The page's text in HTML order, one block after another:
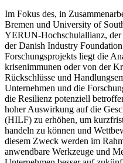
Im Fokus des, in
Bremen und University of
YERUN-Hochschulallianz, der
der Danish Industry
Forschungsprojekts liegt die
krisenimmunen oder von der
Rückschlüsse und
Unternehmen und die
die Resilienz potenziell
hoher Auswirkung auf die
(HILF) zu erhöhen, um
handeln zu können und
diesem Zweck werden im
anwendbare Werkzeuge und